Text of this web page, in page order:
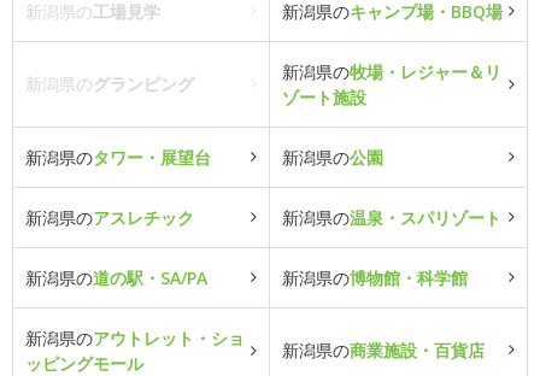
新潟県の工場見学 新潟県のキャンプ場・BBQ場
新潟県のグランピング
新潟県の牧場・レジャー＆リ
ゾート施設
新潟県のタワー・展望台 新潟県の公園
新潟県のアスレチック 新潟県の温泉・スパリゾート
新潟県の道の駅・SA/PA 新潟県の博物館・科学館
新潟県のアウトレット・ショ
ッピングモール
新潟県の商業施設・百貨店